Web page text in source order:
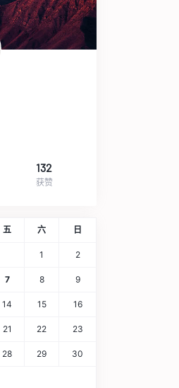
132
获赞
五 六 日
1 2
7 8 9
14 15 16
21 22 23
28 29 30